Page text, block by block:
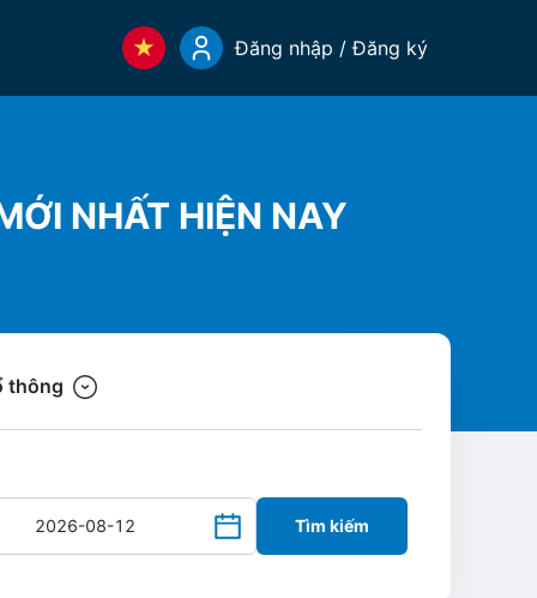
Đăng nhập / Đăng ký
NHẤT HIỆN NAY
thông
Tìm kiếm